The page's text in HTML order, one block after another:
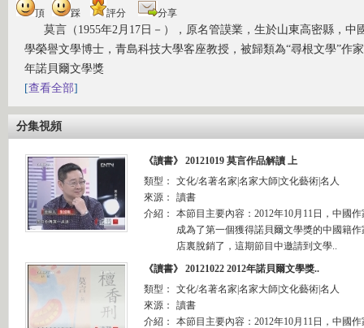
頂 踩 評分 分享
莫言（1955年2月17日－），原名管謨業，生於山東高密縣，中
學榮譽文學博士，青島科技大學客座教授，被歸類為“尋根文學”作
年諾貝爾文學獎
[查看全部]
分集視頻
《讀書》 20121019 莫言作品解讀 上
類型：
文化/名著名家|名家大師|文化藝術|名人
來源：
讀書
介紹：
本節目主要內容：2012年10月11日，中國
成為了第一個獲得諾貝爾文學獎的中國籍
店裏脫銷了，這期節目中邀請到文學..
《讀書》 20121022 2012年諾貝爾文學獎..
類型：
文化/名著名家|名家大師|文化藝術|名人
來源：
讀書
介紹：
本節目主要內容：2012年10月11日，中國